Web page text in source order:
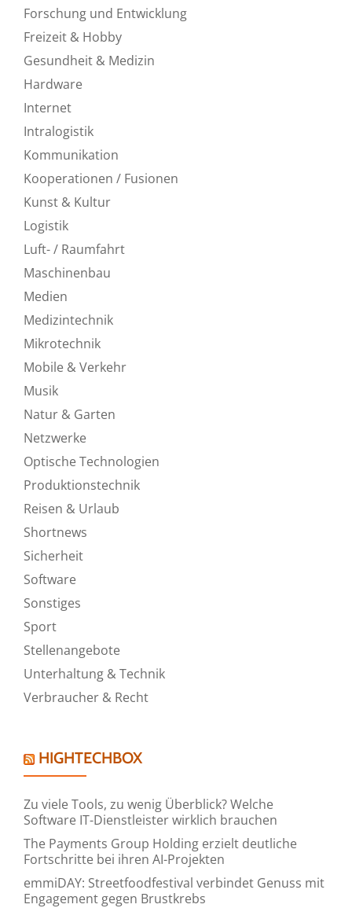
Forschung und Entwicklung
Freizeit & Hobby
Gesundheit & Medizin
Hardware
Internet
Intralogistik
Kommunikation
Kooperationen / Fusionen
Kunst & Kultur
Logistik
Luft- / Raumfahrt
Maschinenbau
Medien
Medizintechnik
Mikrotechnik
Mobile & Verkehr
Musik
Natur & Garten
Netzwerke
Optische Technologien
Produktionstechnik
Reisen & Urlaub
Shortnews
Sicherheit
Software
Sonstiges
Sport
Stellenangebote
Unterhaltung & Technik
Verbraucher & Recht
HIGHTECHBOX
Zu viele Tools, zu wenig Überblick? Welche
Software IT-Dienstleister wirklich brauchen
The Payments Group Holding erzielt deutliche
Fortschritte bei ihren AI-Projekten
emmiDAY: Streetfoodfestival verbindet Genuss mit
Engagement gegen Brustkrebs